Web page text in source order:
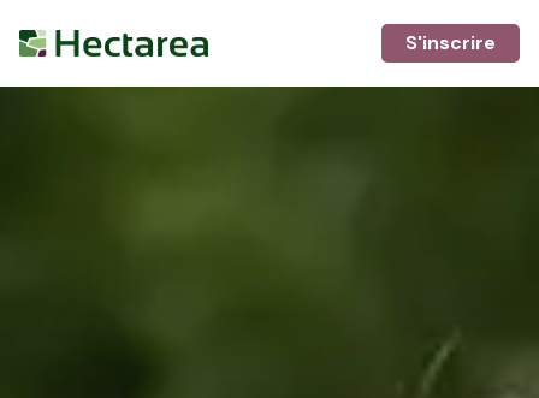
S'inscrire